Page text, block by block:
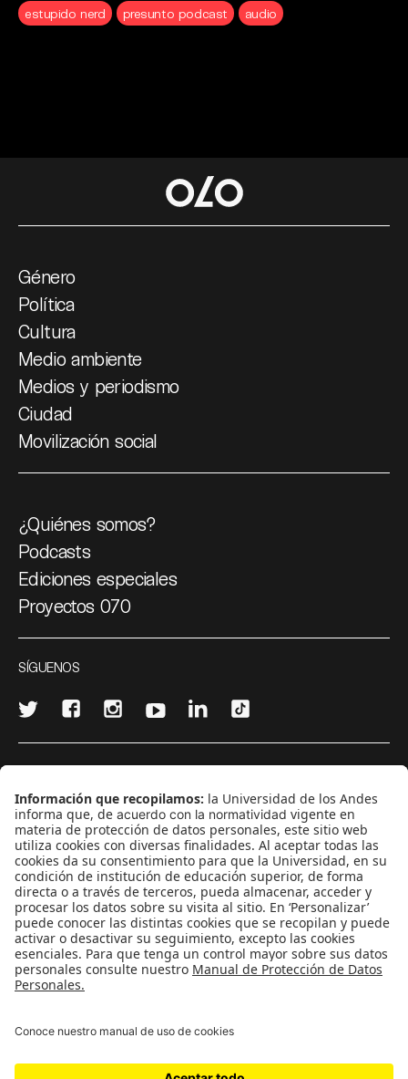
estupido nerd
presunto podcast audio
Género
Política
Cultura
Medio ambiente
Medios y periodismo
Ciudad
Movilización social
¿Quiénes somos?
Podcasts
Ediciones especiales
Proyectos 070
SÍGUENOS
CONTÁCTANOS
cerosetenta@uniandes.edu.co
BOGOTÁ, COLOMBIA
NEWSLETTER